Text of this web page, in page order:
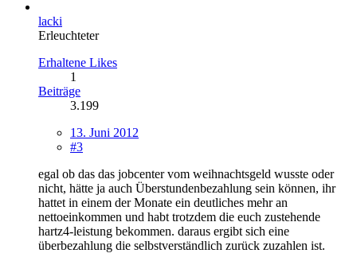
lacki
Erleuchteter
Erhaltene Likes
1
Beiträge
3.199
13. Juni 2012
#3
egal ob das das jobcenter vom weihnachtsgeld wusste oder
nicht, hätte ja auch Überstundenbezahlung sein können, ihr
hattet in einem der Monate ein deutliches mehr an
nettoeinkommen und habt trotzdem die euch zustehende
hartz4-leistung bekommen. daraus ergibt sich eine
überbezahlung die selbstverständlich zurück zuzahlen ist.